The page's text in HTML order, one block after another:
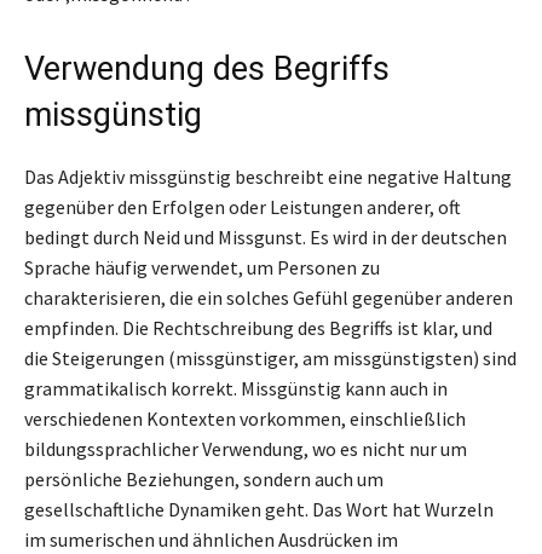
Verwendung des Begriffs
missgünstig
Das Adjektiv missgünstig beschreibt eine negative Haltung
gegenüber den Erfolgen oder Leistungen anderer, oft
bedingt durch Neid und Missgunst. Es wird in der deutschen
Sprache häufig verwendet, um Personen zu
charakterisieren, die ein solches Gefühl gegenüber anderen
empfinden. Die Rechtschreibung des Begriffs ist klar, und
die Steigerungen (missgünstiger, am missgünstigsten) sind
grammatikalisch korrekt. Missgünstig kann auch in
verschiedenen Kontexten vorkommen, einschließlich
bildungssprachlicher Verwendung, wo es nicht nur um
persönliche Beziehungen, sondern auch um
gesellschaftliche Dynamiken geht. Das Wort hat Wurzeln
im sumerischen und ähnlichen Ausdrücken im